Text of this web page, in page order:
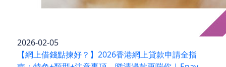
2026-02-05
【網上借錢點揀好？】2026香港網上貸款申請全指